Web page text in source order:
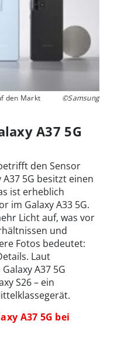
den Markt
©Samsung
A37 5G
den Sensor
5G besitzt einen
ist erheblich
im Galaxy A33 5G.
Licht auf, was vor
und
Fotos bedeutet:
Laut
A37 5G
S26 – ein
A37 5G bei